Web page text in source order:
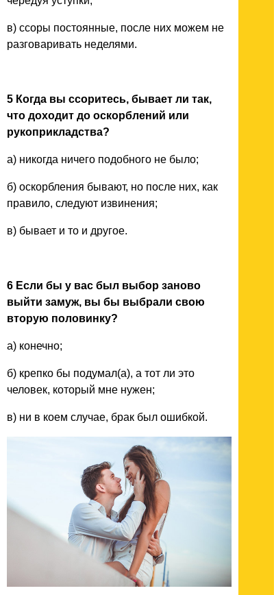
в) ссоры постоянные, после них можем не
разговаривать неделями.
5 Когда вы ссоритесь, бывает ли так,
что доходит до оскорблений или
рукоприкладства?
а) никогда ничего подобного не было;
б) оскорбления бывают, но после них, как
правило, следуют извинения;
в) бывает и то и другое.
6 Если бы у вас был выбор заново
выйти замуж, вы бы выбрали свою
вторую половинку?
а) конечно;
б) крепко бы подумал(а), а тот ли это
человек, который мне нужен;
в) ни в коем случае, брак был ошибкой.